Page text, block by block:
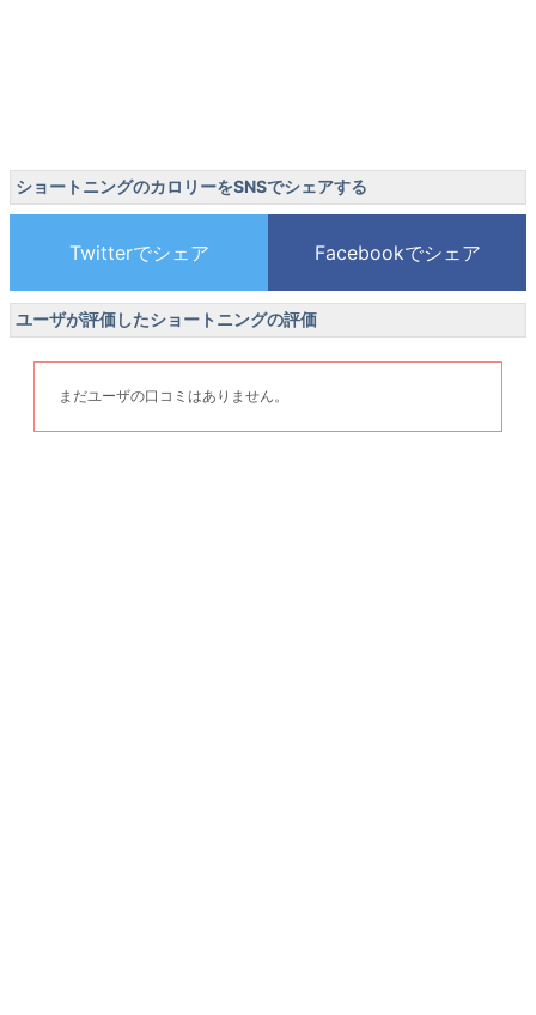
ショートニングのカロリーをSNSでシェアする
ユーザが評価したショートニングの評価
まだユーザの口コミはありません。